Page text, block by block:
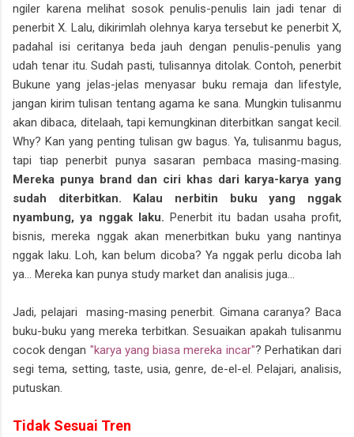
ngiler karena melihat sosok penulis-penulis lain jadi tenar di
penerbit X. Lalu, dikirimlah olehnya karya tersebut ke penerbit X,
padahal isi ceritanya beda jauh dengan penulis-penulis yang
udah tenar itu. Sudah pasti, tulisannya ditolak. Contoh, penerbit
Bukune yang jelas-jelas menyasar buku remaja dan lifestyle,
jangan kirim tulisan tentang agama ke sana. Mungkin tulisanmu
akan dibaca, ditelaah, tapi kemungkinan diterbitkan sangat kecil.
Why? Kan yang penting tulisan gw bagus. Ya, tulisanmu bagus,
tapi tiap penerbit punya sasaran pembaca masing-masing.
Mereka punya brand dan ciri khas dari karya-karya yang
sudah diterbitkan. Kalau nerbitin buku yang nggak
nyambung, ya nggak laku. Penerbit itu badan usaha profit,
bisnis, mereka nggak akan menerbitkan buku yang nantinya
nggak laku. Loh, kan belum dicoba? Ya nggak perlu dicoba lah
ya... Mereka kan punya study market dan analisis juga...
Jadi, pelajari masing-masing penerbit. Gimana caranya? Baca
buku-buku yang mereka terbitkan. Sesuaikan apakah tulisanmu
cocok dengan "karya yang biasa mereka incar"? Perhatikan dari
segi tema, setting, taste, usia, genre, de-el-el. Pelajari, analisis,
putuskan.
Tidak Sesuai Tren